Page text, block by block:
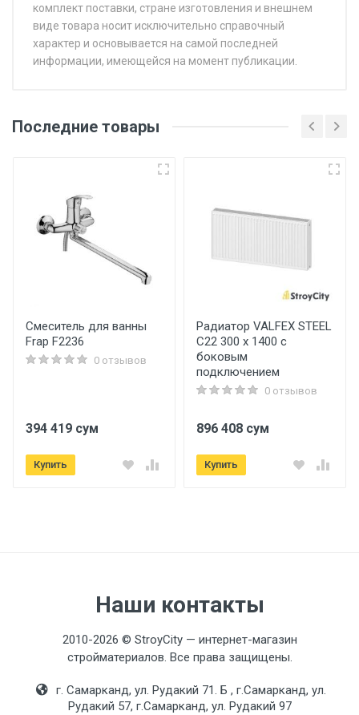
комплект поставки, стране изготовления и внешнем
виде товара носит исключительно справочный
характер и основывается на самой последней
информации, имеющейся на момент публикации.
Последние товары
Смеситель для ванны
Frap F2236
0 отзывов
394 419 сум
Купить
Радиатор VALFEX STEEL
C22 300 х 1400 с
боковым
подключением
0 отзывов
896 408 сум
Купить
Наши контакты
2010-2026 © StroyCity — интернет-магазин
стройматериалов. Все права защищены.
г. Самарканд, ул. Рудакий 71. Б , г.Самарканд, ул.
Рудакий 57, г.Самарканд, ул. Рудакий 97